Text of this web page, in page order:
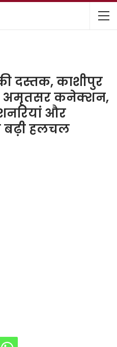
दस्तक, काशीपुर
अमृतसर कनेक्शन,
और
बढ़ी हलचल